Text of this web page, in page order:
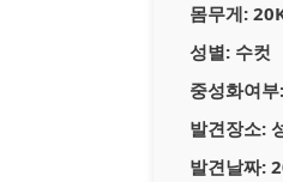
몸무게:
성별: 수컷
중성화여부:
발견장소:
발견날짜: